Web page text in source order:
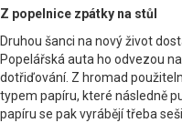
Z popelnice zpátky na stůl
Druhou šanci na nový život
Popelářská auta ho odvezou
dotřiďování. Z hromad
typem papíru, které následně
papíru se pak vyrábějí třeba